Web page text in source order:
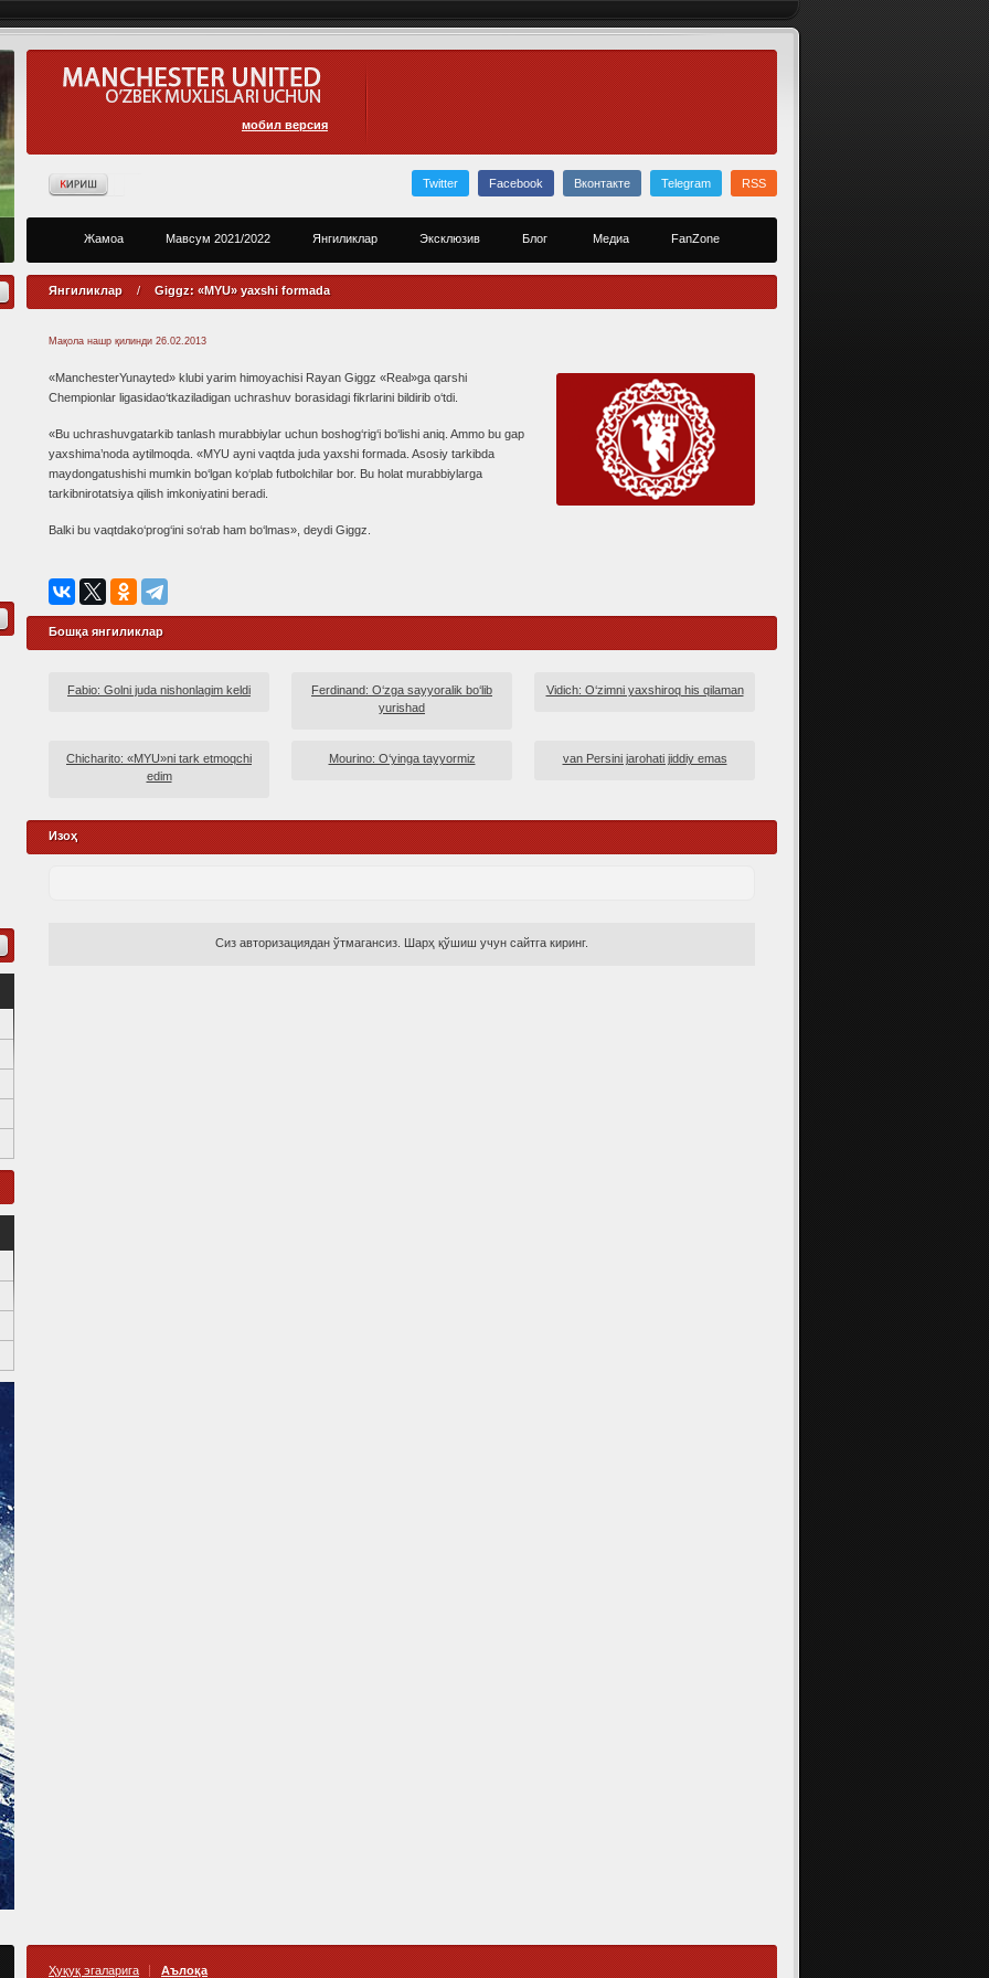
мобил версия
Twitter Facebook Вконтакте Telegram RSS
Жамоа Мавсум 2021/2022 Янгиликлар Эксклюзив Блог Медиа FanZone
Янгиликлар / Giggz: «MYU» yaxshi formada
Мақола нашр қилинди 26.02.2013
«ManchesterYunayted» klubi yarim himoyachisi Rayan Giggz «Real»ga qarshi
Chempionlar ligasidao‘tkaziladigan uchrashuv borasidagi fikrlarini bildirib o‘tdi.
«Bu uchrashuvgatarkib tanlash murabbiylar uchun boshog‘rig‘i bo‘lishi aniq. Ammo bu gap
yaxshima’noda aytilmoqda. «MYU ayni vaqtda juda yaxshi formada. Asosiy tarkibda
maydongatushishi mumkin bo‘lgan ko‘plab futbolchilar bor. Bu holat murabbiylarga
tarkibnirotatsiya qilish imkoniyatini beradi.
Balki bu vaqtdako‘prog‘ini so‘rab ham bo‘lmas», deydi Giggz.
Бошқа янгиликлар
Fabio: Golni juda nishonlagim keldi
Ferdinand: O‘zga sayyoralik bo‘lib
yurishad
Vidich: O‘zimni yaxshiroq his qilaman
Chicharito: «MYU»ni tark etmoqchi
edim
Mourino: O‘yinga tayyormiz van Persini jarohati jiddiy emas
Изоҳ
Сиз авторизациядан ўтмагансиз. Шарҳ қўшиш учун сайтга киринг.
Ҳуқуқ эгаларига Аълоқа